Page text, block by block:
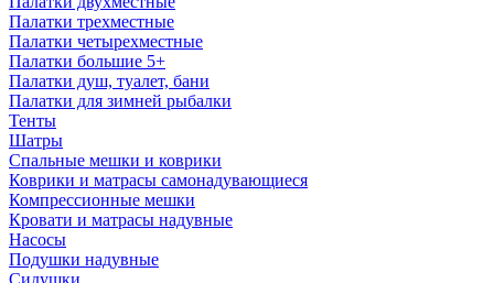
Палатки трехместные
Палатки четырехместные
Палатки большие 5+
Палатки душ, туалет, бани
Палатки для зимней рыбалки
Тенты
Шатры
Спальные мешки и коврики
Коврики и матрасы самонадувающиеся
Компрессионные мешки
Кровати и матрасы надувные
Насосы
Подушки надувные
Сидушки